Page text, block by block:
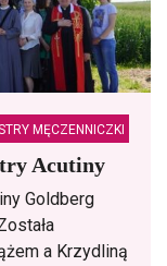
MĘCZENNICZKI
Acutiny
Goldberg
a Krzydliną